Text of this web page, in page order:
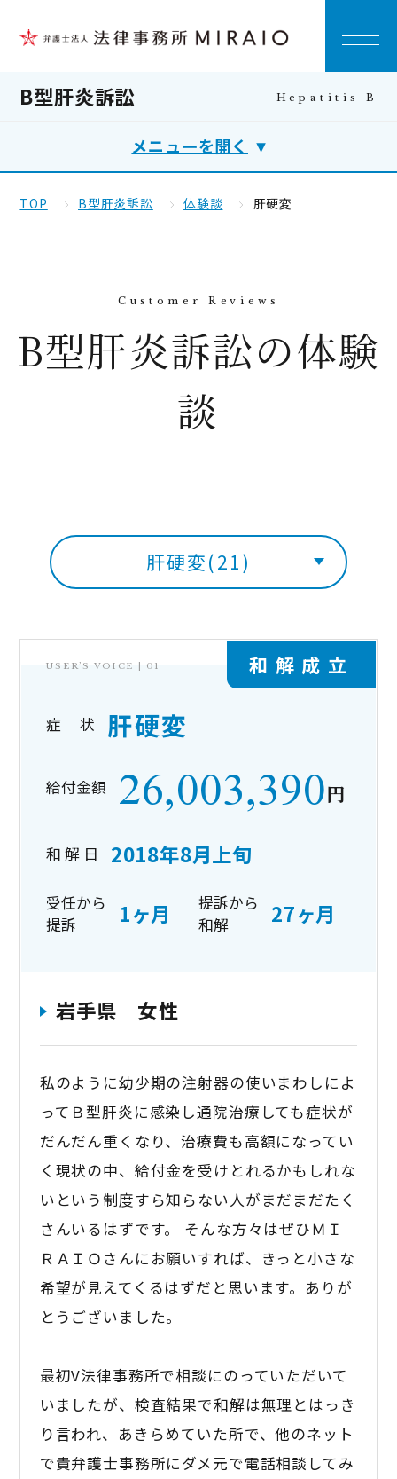
B型肝炎訴訟
メニューを開く
TOP B型肝炎訴訟 体験談 肝硬変
B型肝炎訴訟の体験
談
肝硬変(21)
和解成立
USER’S VOICE | 01
症 状 肝硬変
給付金額 26,003,390円
和 解 日 2018年8月上旬
受任から
提訴
1ヶ月
提訴から
和解
27ヶ月
岩手県 女性
私のように幼少期の注射器の使いまわしによ
ってＢ型肝炎に感染し通院治療しても症状が
だんだん重くなり、治療費も高額になってい
く現状の中、給付金を受けとれるかもしれな
いという制度すら知らない人がまだまだたく
さんいるはずです。 そんな方々はぜひＭＩ
ＲＡＩＯさんにお願いすれば、きっと小さな
希望が見えてくるはずだと思います。ありが
とうございました。
最初V法律事務所で相談にのっていただいて
いましたが、検査結果で和解は無理とはっき
り言われ、あきらめていた所で、他のネット
で貴弁護士事務所にダメ元で電話相談してみ